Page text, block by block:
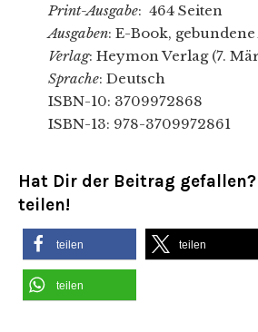
Print-Ausgabe: 464 Seiten
Ausgaben: E-Book, gebundene
Verlag: Heymon Verlag (7.
Sprache: Deutsch
ISBN-10: 3709972868
ISBN-13: 978-3709972861
Hat Dir der Beitrag
teilen!
teilen teilen
teilen